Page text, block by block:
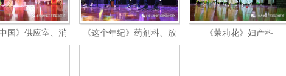
国》供应室、消
《这个年纪》药剂科、放
《茉莉花》妇产科